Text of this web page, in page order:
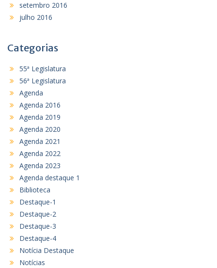
setembro 2016
julho 2016
Categorias
55ª Legislatura
56ª Legislatura
Agenda
Agenda 2016
Agenda 2019
Agenda 2020
Agenda 2021
Agenda 2022
Agenda 2023
Agenda destaque 1
Biblioteca
Destaque-1
Destaque-2
Destaque-3
Destaque-4
Notícia Destaque
Notícias